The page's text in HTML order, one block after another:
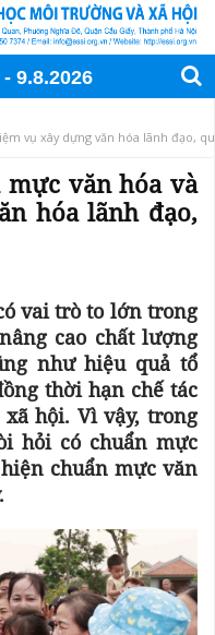
9.8.2026
vụ xây dựng văn hóa lãnh đạo,
văn hóa và
hóa lãnh đạo,
vai trò to lớn trong
cao chất lượng
như hiệu quả tổ
thời hạn chế tác
hội. Vì vậy, trong
hỏi có chuẩn mực
chuẩn mực văn